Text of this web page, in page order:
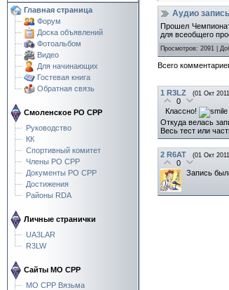
Главная страница
Форум
Доска объявлений
Фотоальбом
Видео
Для начинающих
Гостевая книга
Обратная связь
Смоленское РО СРР
Руководство
КК
Спортивный комитет
Члены РО СРР
Документы РО СРР
Достижения
Районы RDA
Личные странички
UA3LAR
R3LW
Сайты МО СРР
МО СРР Вязьма
Аудио
Прошел
для всеобщего
Просмотров: 2091
Всего
1 R3LZ (01 Окт
0
Классно!
Откуда велась
Весь тест или
2 R6AT (01 Окт
0
Запись